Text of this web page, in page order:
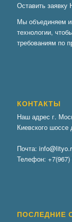
Оставить заявку
Мы объединяем
технологии,
требованиям по
КОНТАКТЫ
Наш адрес г.
Киевского
Почта:
Телефон:
ПОСЛЕДНИЕ